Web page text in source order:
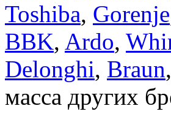
Toshiba, Gorenje
BBK, Ardo,
Delonghi, Braun,
масса других